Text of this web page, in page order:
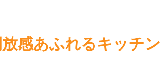
感あふれるキッチン